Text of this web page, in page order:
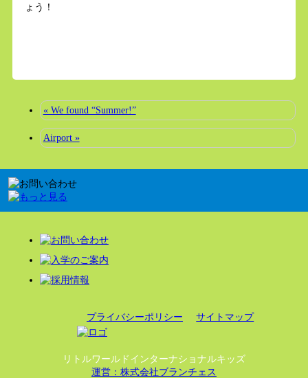
ょう！
« We found “Summer!”
Airport »
プライバシーポリシー サイトマップ
リトルワールドインターナショナルキッズ
運営：株式会社ブランチェス